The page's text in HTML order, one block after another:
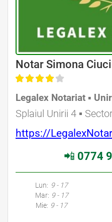
Avocat Specializat în Drept Civil • Avocat Specializat în
Notar Simona
Legalex Notariat ▪︎
Splaiul Unirii 4 ▪︎
https://
📲 0774
Avocati Bucuresti • Cabinete Avocatura Bucuresti • Avocati Specializati
Lun: 9 - 17
Mar: 9 - 17
Mie: 9 - 17